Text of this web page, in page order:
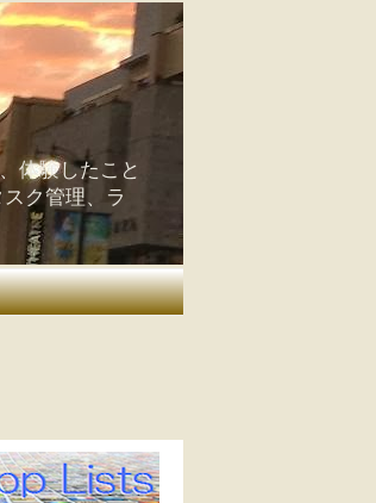
体験したこと
ク管理、ラ